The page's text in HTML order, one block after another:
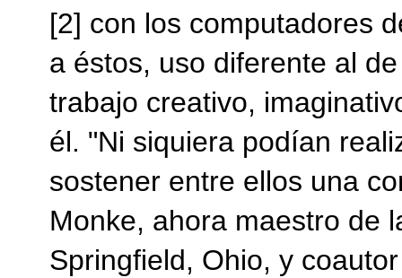
[2] con los computadores
a éstos, uso diferente al
trabajo creativo,
él. "Ni siquiera podían
sostener entre ellos una
Monke, ahora maestro de
Springfield, Ohio, y